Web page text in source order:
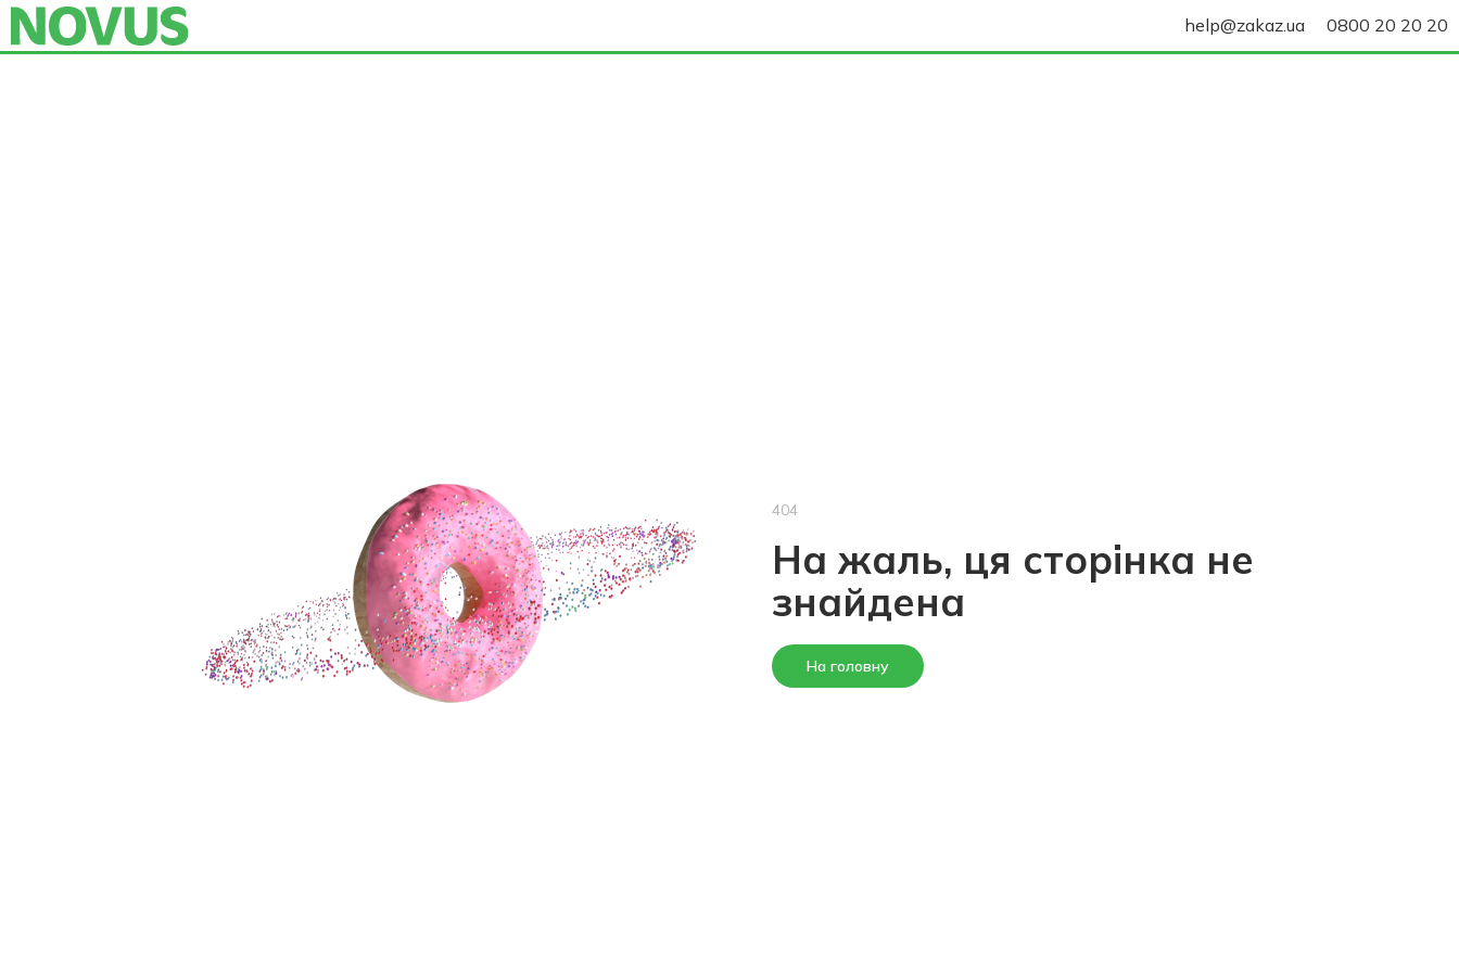
help@zakaz.ua 0800 20 20 20
404
На жаль, ця сторінка не
знайдена
На головну